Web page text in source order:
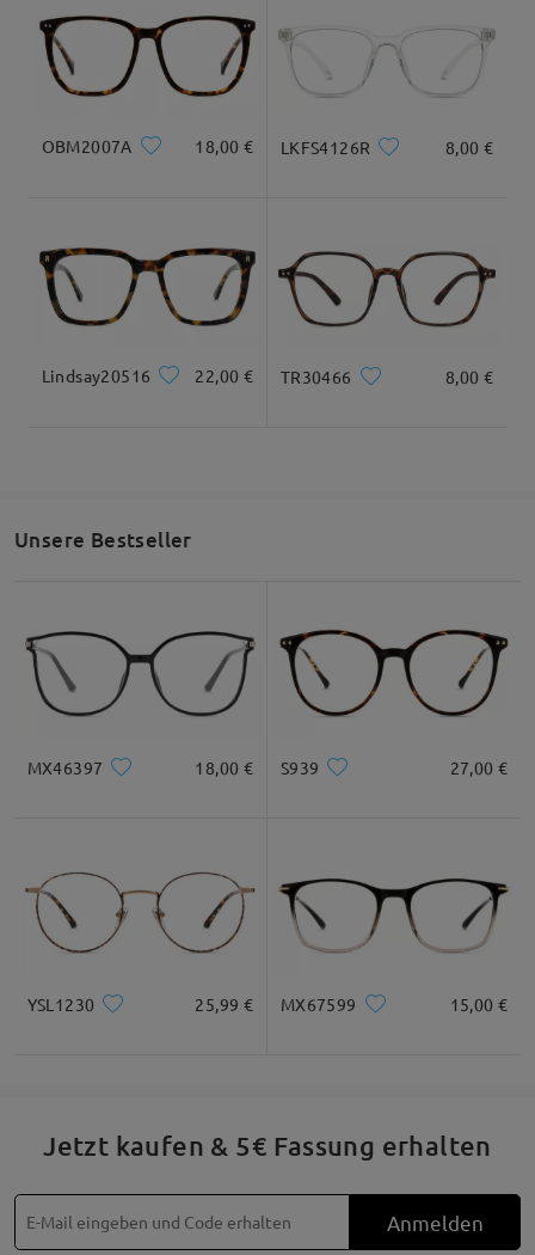
Gesamtbreite
136mm/ 5.35in
Bügellänge
147mm/ 5.79in
Produktbeschreibung
Geliefert
OBM2007A 18,00 € LKFS4126R 8,00 €
Lindsay20516 22,00 € TR30466 8,00 €
Unsere Bestseller
MX46397 18,00 € S939 27,00 €
YSL1230 25,99 € MX67599 15,00 €
Jetzt kaufen & 5€ Fassung erhalten
Anmelden